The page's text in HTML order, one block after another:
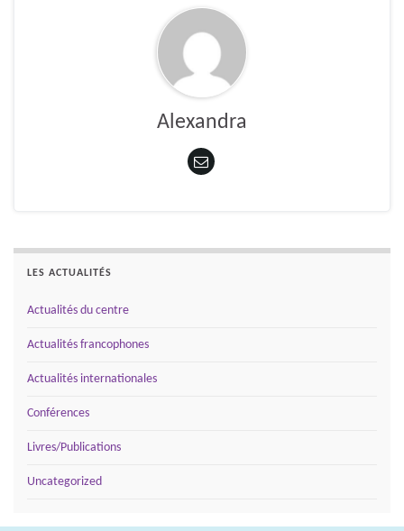
Alexandra
LES ACTUALITÉS
Actualités du centre
Actualités francophones
Actualités internationales
Conférences
Livres/Publications
Uncategorized